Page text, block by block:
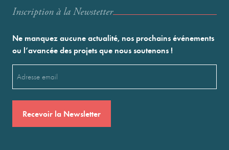
Inscription à la Newstetter
Ne manquez aucune actualité, nos prochains événements
ou l’avancée des projets que nous soutenons !
(Nécessaire)